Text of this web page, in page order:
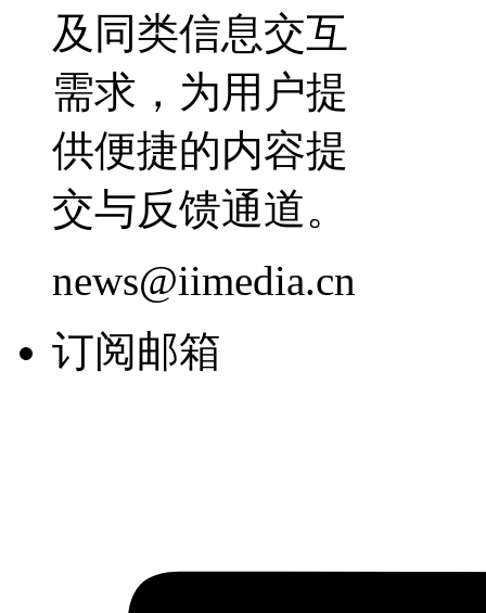
及同类信息交互
需求，为用户提
供便捷的内容提
交与反馈通道。
news@iimedia.cn
订阅邮箱